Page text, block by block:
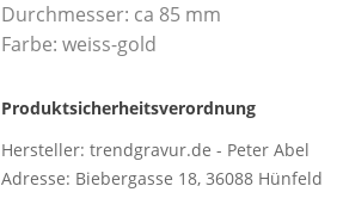
Durchmesser: ca 85 mm
Farbe: weiss-gold
Produktsicherheitsverordnung
Hersteller: trendgravur.de - Peter Abel
Adresse: Biebergasse 18, 36088 Hünfeld